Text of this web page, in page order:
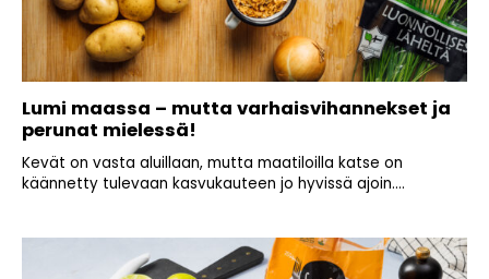
Lumi maassa – mutta varhaisvihannekset ja
perunat mielessä!
Kevät on vasta aluillaan, mutta maatiloilla katse on
käännetty tulevaan kasvukauteen jo hyvissä ajoin....